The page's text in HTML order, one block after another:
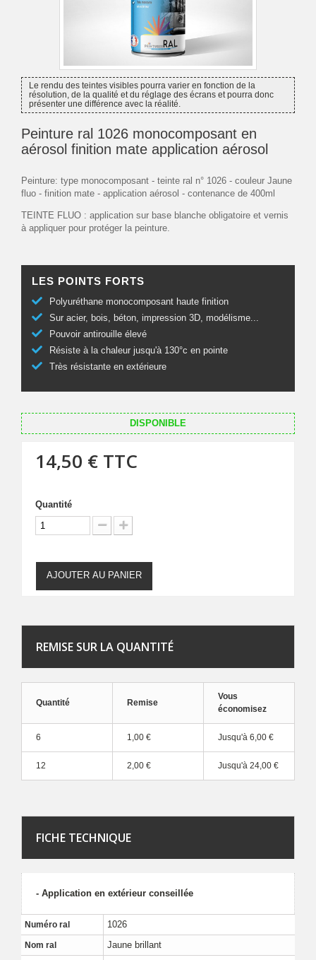
Le rendu des teintes visibles pourra varier en fonction de la
résolution, de la qualité et du réglage des écrans et pourra donc
présenter une différence avec la réalité.
Peinture ral 1026 monocomposant en
aérosol finition mate application aérosol
Peinture: type monocomposant - teinte ral n° 1026 - couleur Jaune
fluo - finition mate - application aérosol - contenance de 400ml
TEINTE FLUO : application sur base blanche obligatoire et vernis
à appliquer pour protéger la peinture.
LES POINTS FORTS
Polyuréthane monocomposant haute finition
Sur acier, bois, béton, impression 3D, modélisme...
Pouvoir antirouille élevé
Résiste à la chaleur jusqu'à 130°c en pointe
Très résistante en extérieure
DISPONIBLE
14,50 € TTC
Quantité
AJOUTER AU PANIER
REMISE SUR LA QUANTITÉ
Quantité Remise
Vous
économisez
6 1,00 € Jusqu'à 6,00 €
12 2,00 € Jusqu'à 24,00 €
FICHE TECHNIQUE
- Application en extérieur conseillée
Numéro ral 1026
Nom ral Jaune brillant